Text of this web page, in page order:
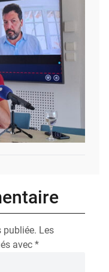
publiée. Les
avec *